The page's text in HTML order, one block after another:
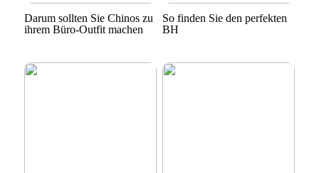
Darum sollten Sie Chinos zu
ihrem Büro-Outfit machen
So finden Sie den perfekten
BH